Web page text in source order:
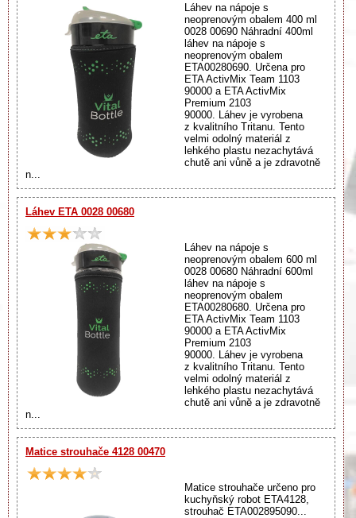
Láhev na nápoje s
neoprenovým obalem 400 ml
0028 00690 Náhradní 400ml
láhev na nápoje s
neoprenovým obalem
ETA00280690. Určena pro
ETA ActivMix Team 1103
90000 a ETA ActivMix
Premium 2103
90000. Láhev je vyrobena
z kvalitního Tritanu. Tento
velmi odolný materiál z
lehkého plastu nezachytává
chutě ani vůně a je zdravotně
n...
Láhev ETA 0028 00680
Láhev na nápoje s
neoprenovým obalem 600 ml
0028 00680 Náhradní 600ml
láhev na nápoje s
neoprenovým obalem
ETA00280680. Určena pro
ETA ActivMix Team 1103
90000 a ETA ActivMix
Premium 2103
90000. Láhev je vyrobena
z kvalitního Tritanu. Tento
velmi odolný materiál z
lehkého plastu nezachytává
chutě ani vůně a je zdravotně
n...
Matice strouhače 4128 00470
Matice strouhače určeno pro
kuchyňský robot ETA4128,
strouhač ETA002895090...